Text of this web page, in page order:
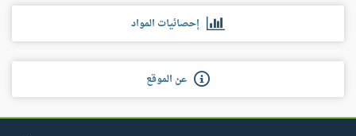
إحصائيات المواد
عن الموقع